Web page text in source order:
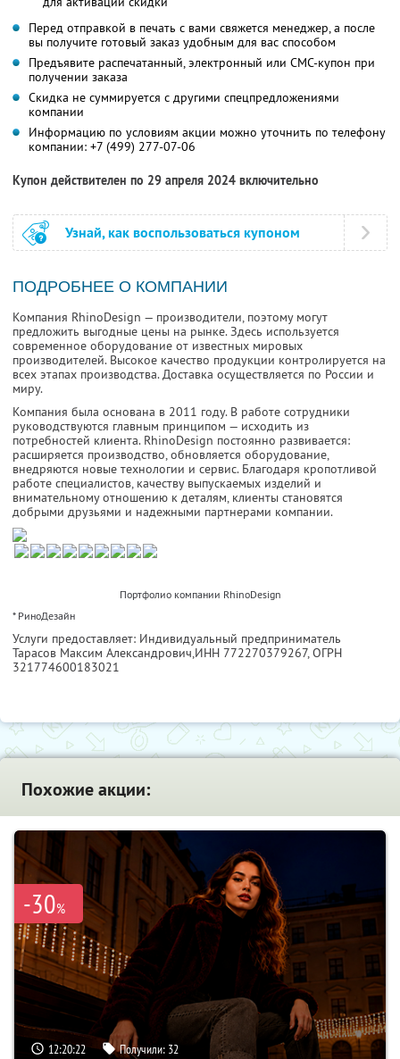
Перед отправкой в печать с вами свяжется менеджер, а после
вы получите готовый заказ удобным для вас способом
Предъявите распечатанный, электронный или СМС-купон при
получении заказа
Скидка не суммируется с другими спецпредложениями
компании
Информацию по условиям акции можно уточнить по телефону
компании: +7 (499) 277-07-06
Купон действителен по 29 апреля 2024 включительно
Узнай, как воспользоваться купоном
ПОДРОБНЕЕ О КОМПАНИИ
Компания RhinoDesign — производители, поэтому могут
предложить выгодные цены на рынке. Здесь используется
современное оборудование от известных мировых
производителей. Высокое качество продукции контролируется на
всех этапах производства. Доставка осуществляется по России и
миру.
Компания была основана в 2011 году. В работе сотрудники
руководствуются главным принципом — исходить из
потребностей клиента. RhinoDesign постоянно развивается:
расширяется производство, обновляется оборудование,
внедряются новые технологии и сервис. Благодаря кропотливой
работе специалистов, качеству выпускаемых изделий и
внимательному отношению к деталям, клиенты становятся
добрыми друзьями и надежными партнерами компании.
Портфолио компании RhinoDesign
* РиноДезайн
Услуги предоставляет: Индивидуальный предприниматель
Тарасов Максим Александрович,ИНН 772270379267, ОГРН
321774600183021
Похожие акции:
-30%
12:20:21 Получили: 32